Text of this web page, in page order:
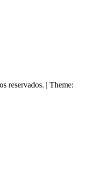
reservados. | Theme: